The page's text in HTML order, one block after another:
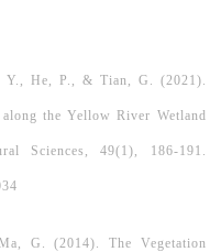
He, P., & Tian, G. (2021).
the Yellow River Wetland
Sciences, 49(1), 186-191.
G. (2014). The Vegetation